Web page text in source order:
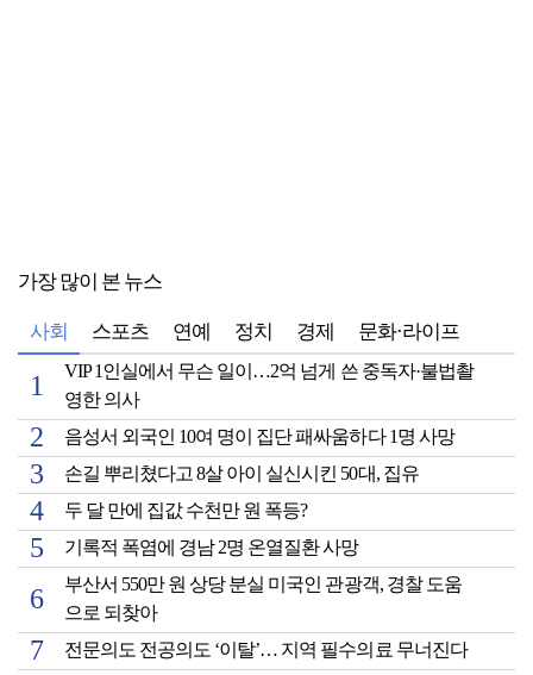
가장 많이 본 뉴스
사회 스포츠 연예 정치 경제 문화·라이프
VIP 1인실에서 무슨 일이…2억 넘게 쓴 중독자·불법촬
영한 의사
음성서 외국인 10여 명이 집단 패싸움하다 1명 사망
손길 뿌리쳤다고 8살 아이 실신시킨 50대, 집유
두 달 만에 집값 수천만 원 폭등?
기록적 폭염에 경남 2명 온열질환 사망
부산서 550만 원 상당 분실 미국인 관광객, 경찰 도움
으로 되찾아
전문의도 전공의도 ‘이탈’… 지역 필수의료 무너진다